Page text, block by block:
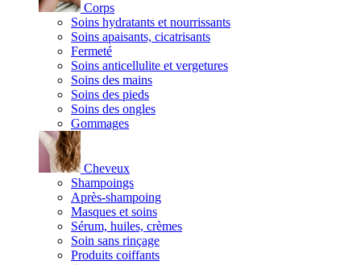
Corps
Soins hydratants et nourrissants
Soins apaisants, cicatrisants
Fermeté
Soins anticellulite et vergetures
Soins des mains
Soins des pieds
Soins des ongles
Gommages
Cheveux
Shampoings
Après-shampoing
Masques et soins
Sérum, huiles, crèmes
Soin sans rinçage
Produits coiffants